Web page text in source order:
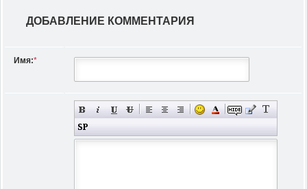
ДОБАВЛЕНИЕ КОММЕНТАРИЯ
Имя:*